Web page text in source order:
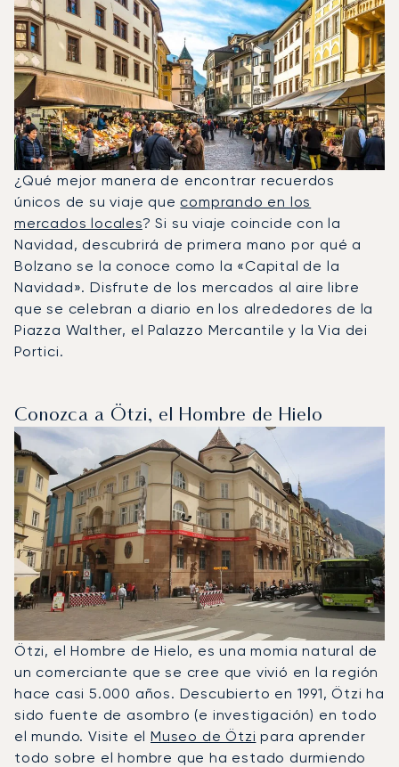
¿Qué mejor manera de encontrar recuerdos
únicos de su viaje que comprando en los
mercados locales? Si su viaje coincide con la
Navidad, descubrirá de primera mano por qué a
Bolzano se la conoce como la «Capital de la
Navidad». Disfrute de los mercados al aire libre
que se celebran a diario en los alrededores de la
Piazza Walther, el Palazzo Mercantile y la Via dei
Portici.
Conozca a Ötzi, el Hombre de Hielo
Ötzi, el Hombre de Hielo, es una momia natural de
un comerciante que se cree que vivió en la región
hace casi 5.000 años. Descubierto en 1991, Ötzi ha
sido fuente de asombro (e investigación) en todo
el mundo. Visite elMuseo de Ötzi para aprender
todo sobre el hombre que ha estado durmiendo